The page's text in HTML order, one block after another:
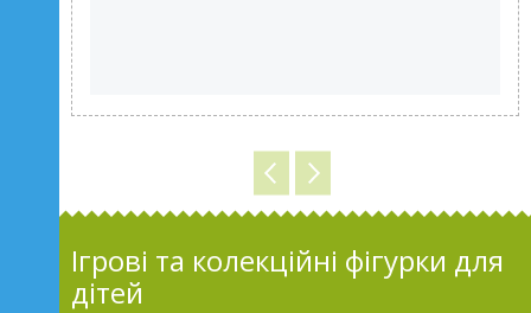
Ігрові та колекційні фігурки для
дітей